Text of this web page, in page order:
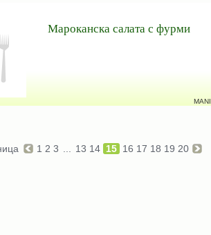
Мароканска салата с фурми
MANI
1 2 3 13 14 15 16 17 18 19 20